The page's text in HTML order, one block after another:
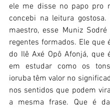
ele me disse no papo pro
concebi na leitura
maestro, esse Muniz
regentes formados. Ele que
do Ilê Axé Opô Afonjá, que
em estudar como os
ioruba têm valor no
nos sentidos que podem
a mesma frase. Que é